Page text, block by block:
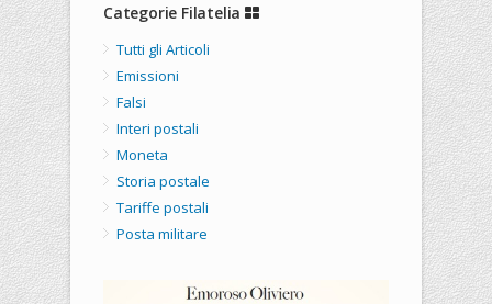
Categorie Filatelia
Tutti gli Articoli
Emissioni
Falsi
Interi postali
Moneta
Storia postale
Tariffe postali
Posta militare